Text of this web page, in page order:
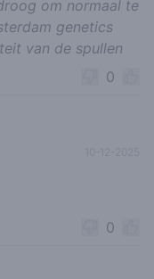
om normaal te
genetics
van de spullen
0
0